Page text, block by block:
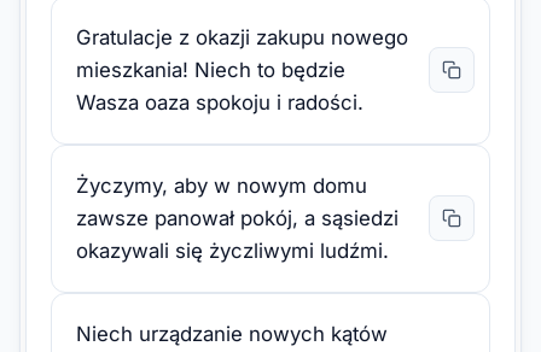
Gratulacje z okazji zakupu nowego
mieszkania! Niech to będzie
Wasza oaza spokoju i radości.
Życzymy, aby w nowym domu
zawsze panował pokój, a sąsiedzi
okazywali się życzliwymi ludźmi.
Niech urządzanie nowych kątów